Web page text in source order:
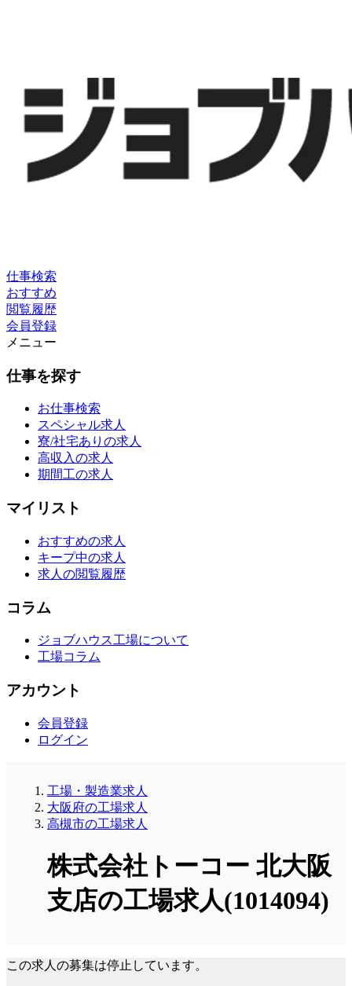
仕事検索
おすすめ
閲覧履歴
会員登録
メニュー
仕事を探す
お仕事検索
スペシャル求人
寮/社宅ありの求人
高収入の求人
期間工の求人
マイリスト
おすすめの求人
キープ中の求人
求人の閲覧履歴
コラム
ジョブハウス工場について
工場コラム
アカウント
会員登録
ログイン
工場・製造業求人
大阪府の工場求人
高槻市の工場求人
株式会社トーコー 北大阪
支店の工場求人(1014094)
この求人の募集は停止しています。